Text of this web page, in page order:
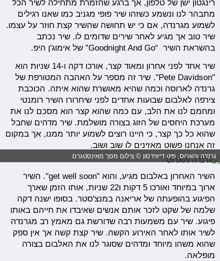
רינגטון ישן של טלפון, אך ברגע שהזמרת מתחילה לשיר הכל
מתבהר לנו ונשמע כשזהו שיר פופי מגניב כמו שאנו רגילים
לשמוע מגרנדה, אם כי יש תחושה שהשיר קצת חוזר על עצמו.
שיר טוב אך מגיע לאחר שירים שדומים לו. שיר נכתב
בהשראת השיר “Goodnight And Go” של אימוג'ן היפ.
שיר אחד לפני אחרון ומאוד קצר, אורכו דקה ו-14 שניות הוא
"Pete Davidson". שיר זה מספר על האהבה המטורפת של
גרנדה לארוסה וכמה שהיא מאושרת שהוא איתה. הכוכבת
צירפה לאלבום שבועות אחדים לפני שיחרורו השיר רומנטי
ומחמם לנו את הלב, עם כמה שהוא קצר הוא מסכם לנו את
מערכת היחסים של הזוג בצורה מושלמת. שיר מדהים שחבל
שהוא כל כך קצר, כי היינו רוצים לשמוע יותר ממנו, אך במקום
זה אנחנו פשוט מאזינים לו שוב ושוב.
גרנדה והארוס, פיט דייווידסון © צילום מסך מאינסטגרם
השיר האחרון באלבום מגיע, והוא "​get well soon". השיר
ארוך במיוחד ואורכו 5 דקות ו22 שניות, אותו הזמן שארך
הפיגוע בהופעתה של אריאנה במנצ'סטר. בסופו ישנה דקה
שלמה של שקט לזכר אותם אנשים שאיבדו את חייהם באותו
פיגוע. שיר עם משמעות רבה שדורשת גם מאמץ רב מגרנדה
לשיר אותו לאחר האירוע הקשה. שיר קצת קשה אך אין ספק
שהוא משהו מיוחד ומדהים שסוגר לנו את האלבום בצורה
מופלאה.